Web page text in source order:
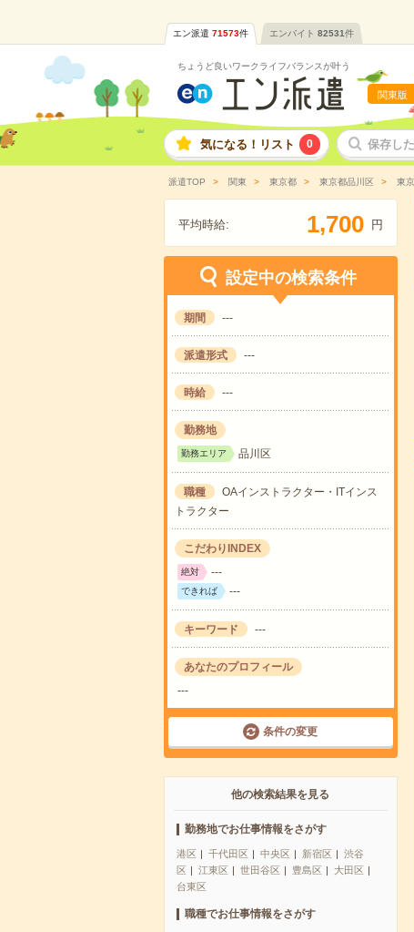
エン派遣 71573件 エンバイト 82531件
ちょうど良いワークライフバランスが叶う
関東版
気になる！リスト 0 保存し
派遣TOP 関東 東京都 東京都品川区 東
平均時給: 1,700 円
設定中の検索条件
期間 ---
派遣形式 ---
時給 ---
勤務地
勤務エリア 品川区
職種
OAインストラクター・ITインス
トラクター
こだわりINDEX
絶対 ---
できれば ---
キーワード ---
あなたのプロフィール
---
条件の変更
他の検索結果を見る
勤務地でお仕事情報をさがす
港区 千代田区 中央区 新宿区
渋谷
区
江東区 世田谷区 豊島区
大田区
台東区
職種でお仕事情報をさがす